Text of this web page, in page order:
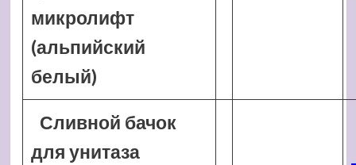
микролифт
(альпийский
белый)
Сливной бачок
для унитаза